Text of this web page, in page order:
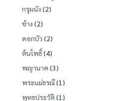
กรุผนัง (2)
ช้าง (2)
ดอกบัว (2)
ต้นโพธิ์(4)
พญานาค (3)
พระแม่ธรณี(1)
พุทธประวัติ (1)